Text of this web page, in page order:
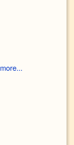
more...